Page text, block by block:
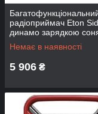
радіоприймач Eton
динамо зарядкою
панеллю повербанком
Немає в наявності
5 906 ₴